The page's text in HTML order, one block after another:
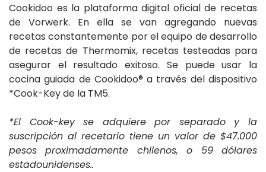
Cookidoo es la plataforma digital oficial de recetas
de Vorwerk. En ella se van agregando nuevas
recetas constantemente por el equipo de desarrollo
de recetas de Thermomix, recetas testeadas para
asegurar el resultado exitoso. Se puede usar la
cocina guiada de Cookidoo® a través del dispositivo
*Cook-Key de la TM5.
*El Cook-key se adquiere por separado y la
suscripción al recetario tiene un valor de $47.000
pesos proximadamente chilenos, o 59 dólares
estadounidenses..